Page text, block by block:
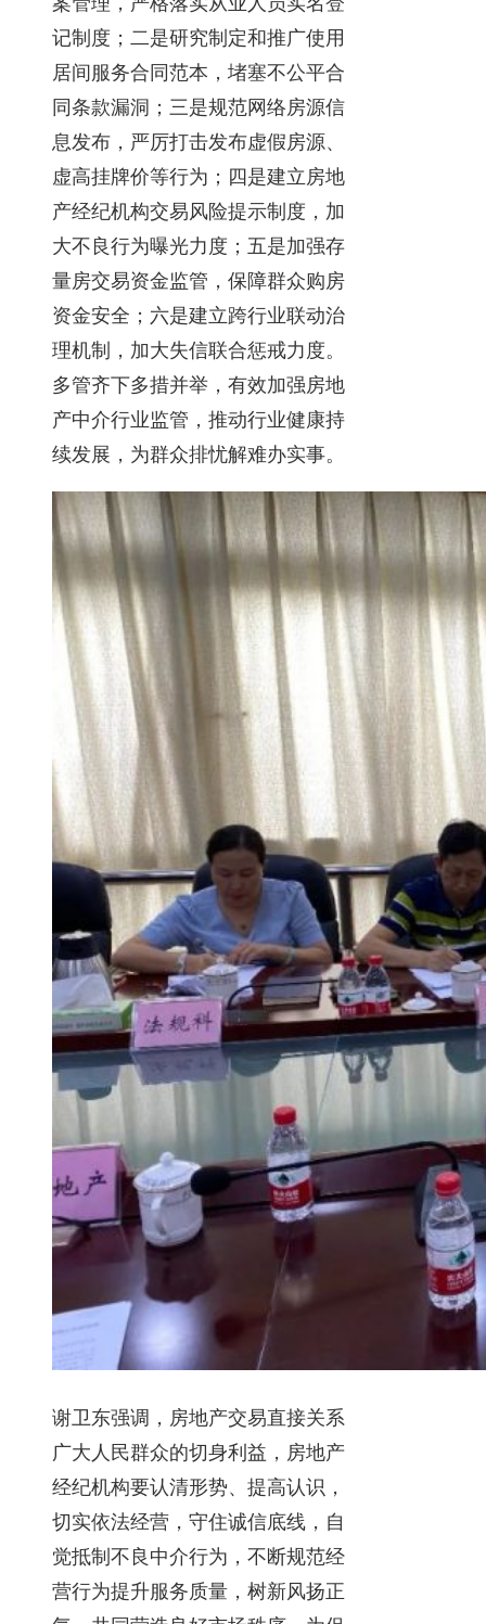
记制度；二是研究制定和推广使用
居间服务合同范本，堵塞不公平合
同条款漏洞；三是规范网络房源信
息发布，严厉打击发布虚假房源、
虚高挂牌价等行为；四是建立房地
产经纪机构交易风险提示制度，加
大不良行为曝光力度；五是加强存
量房交易资金监管，保障群众购房
资金安全；六是建立跨行业联动治
理机制，加大失信联合惩戒力度。
多管齐下多措并举，有效加强房地
产中介行业监管，推动行业健康持
续发展，为群众排忧解难办实事。
谢卫东强调，房地产交易直接关系
广大人民群众的切身利益，房地产
经纪机构要认清形势、提高认识，
切实依法经营，守住诚信底线，自
觉抵制不良中介行为，不断规范经
营行为提升服务质量，树新风扬正